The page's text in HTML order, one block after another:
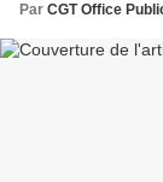
Par CGT Office